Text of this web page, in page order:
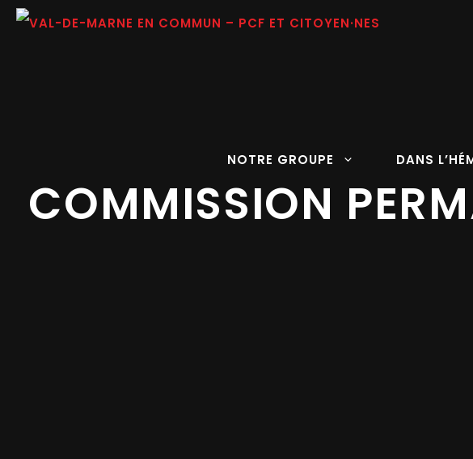
Aller
NOTRE GROUPE DANS
COMMISSION